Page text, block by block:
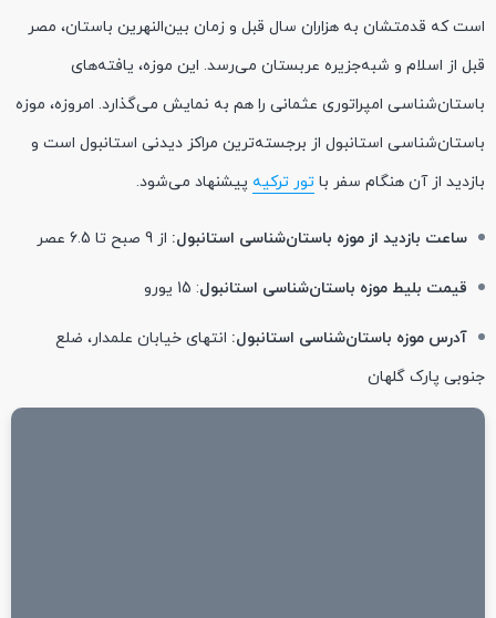
است که قدمتشان به هزاران سال قبل و زمان بین‌النهرین باستان، مصر
قبل از اسلام و شبه‌جزیره عربستان می‌رسد. این موزه، یافته‌های
باستان‌شناسی امپراتوری عثمانی را هم به نمایش می‌گذارد. امروزه، موزه
باستان‌شناسی استانبول از برجسته‌ترین مراکز دیدنی استانبول است و
بازدید از آن هنگام سفر با تور ترکیه پیشنهاد می‌شود.
ساعت بازدید از موزه باستان‌شناسی استانبول: از 9 صبح تا 6.5 عصر
قیمت بلیط موزه باستان‌شناسی استانبول: 15 یورو
آدرس موزه باستان‌شناسی استانبول: انتهای خیابان علمدار، ضلع
جنوبی پارک گلهان